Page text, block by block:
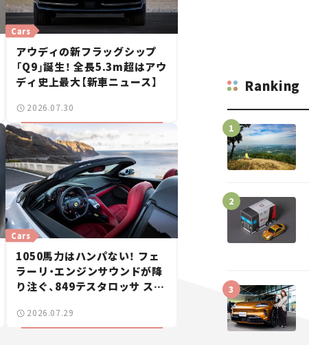
Cars
アウディの新フラッグシップ
「Q9」誕生！ 全長5.3m超はアウ
ディ史上最大【新車ニュース】
2026.07.30
Cars
1050馬力はハンパない！ フェ
ラーリ・エンジンサウンドが降
り注ぐ、849テスタロッサ スパ
2026.07.29
Ranking